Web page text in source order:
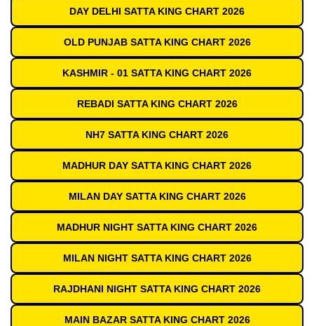
DAY DELHI SATTA KING CHART 2026
OLD PUNJAB SATTA KING CHART 2026
KASHMIR - 01 SATTA KING CHART 2026
REBADI SATTA KING CHART 2026
NH7 SATTA KING CHART 2026
MADHUR DAY SATTA KING CHART 2026
MILAN DAY SATTA KING CHART 2026
MADHUR NIGHT SATTA KING CHART 2026
MILAN NIGHT SATTA KING CHART 2026
RAJDHANI NIGHT SATTA KING CHART 2026
MAIN BAZAR SATTA KING CHART 2026